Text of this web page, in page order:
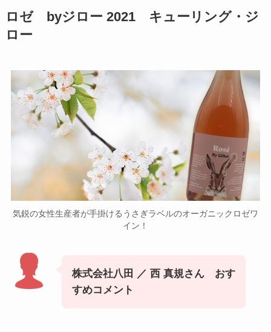
ロゼ byジロー 2021 キューリング・ジ
ロー
気鋭の女性生産者が手掛けるうさぎラベルのオーガニックロゼワ
イン！
株式会社八田 ／ 西 真規さん おす
すめコメント